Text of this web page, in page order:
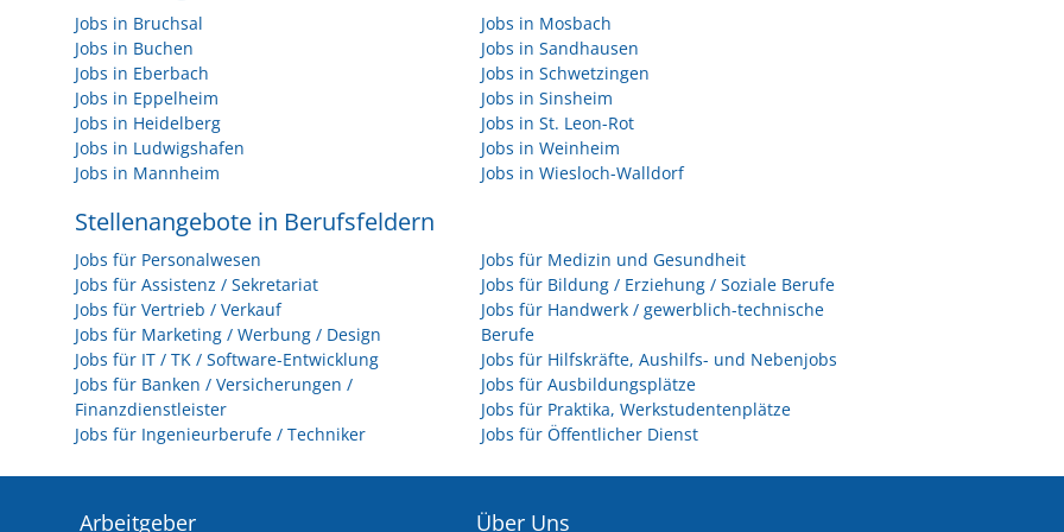
Jobs in Bruchsal
Jobs in Buchen
Jobs in Eberbach
Jobs in Eppelheim
Jobs in Heidelberg
Jobs in Ludwigshafen
Jobs in Mannheim
Jobs in Mosbach
Jobs in Sandhausen
Jobs in Schwetzingen
Jobs in Sinsheim
Jobs in St. Leon-Rot
Jobs in Weinheim
Jobs in Wiesloch-Walldorf
Stellenangebote in Berufsfeldern
Jobs für Personalwesen
Jobs für Assistenz / Sekretariat
Jobs für Vertrieb / Verkauf
Jobs für Marketing / Werbung / Design
Jobs für IT / TK / Software-Entwicklung
Jobs für Banken / Versicherungen /
Finanzdienstleister
Jobs für Ingenieurberufe / Techniker
Jobs für Medizin und Gesundheit
Jobs für Bildung / Erziehung / Soziale Berufe
Jobs für Handwerk / gewerblich-technische
Berufe
Jobs für Hilfskräfte, Aushilfs- und Nebenjobs
Jobs für Ausbildungsplätze
Jobs für Praktika, Werkstudentenplätze
Jobs für Öffentlicher Dienst
Arbeitgeber Über Uns